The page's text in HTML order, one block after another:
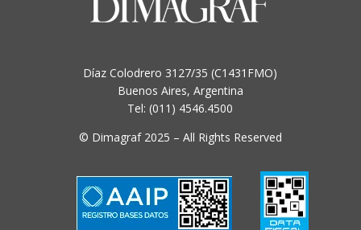
Díaz Colodrero 3127/35 (C1431FMO)
Buenos Aires, Argentina
Tel: (011) 4546.4500
© Dimagraf 2025 – All Rights Reserved